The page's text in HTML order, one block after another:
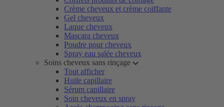
Crème cheveux et crème coiffante
Gel cheveux
Laque cheveux
Mascara cheveux
Poudre pour cheveux
Spray eau salée cheveux
Soins cheveux sans rinçage
Tout afficher
Huile capillaire
Sérum capillaire
Soin cheveux en spray